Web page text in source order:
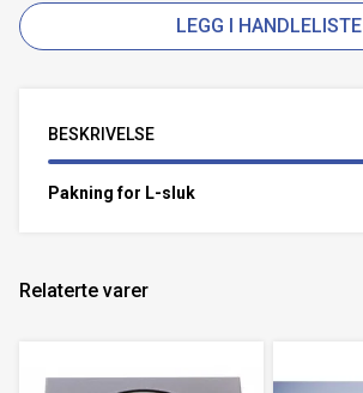
LEGG I HANDLELISTE
BESKRIVELSE
Pakning for L-sluk
Relaterte varer